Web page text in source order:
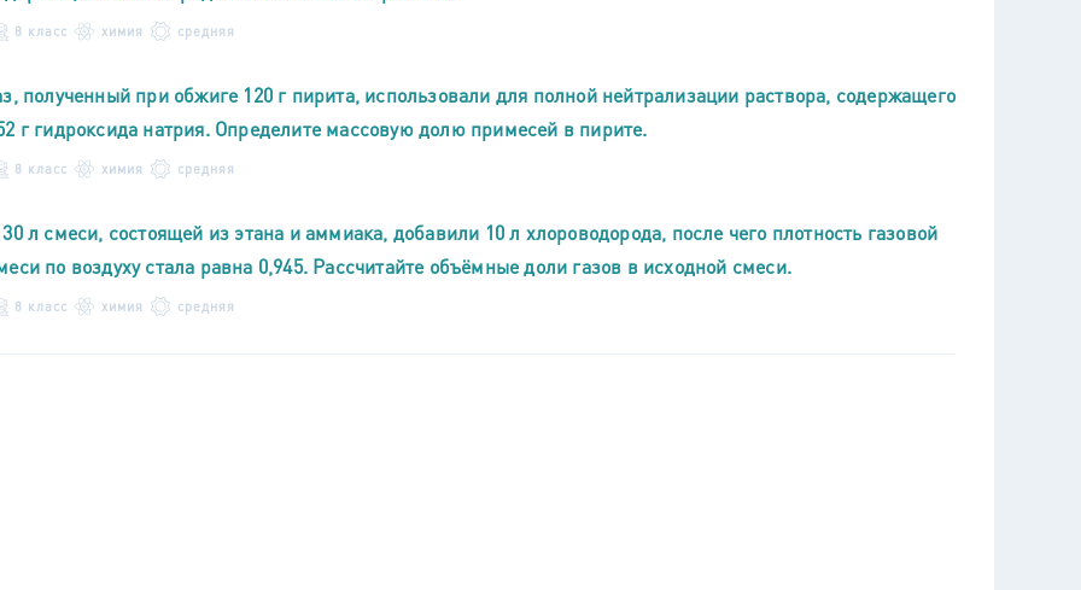
8 класс химия средняя
полученный при обжиге 120 г пирита, использовали для полной нейтрализации раствора, содержащего
г гидроксида натрия. Определите массовую долю примесей в пирите.
8 класс химия средняя
л смеси, состоящей из этана и аммиака, добавили 10 л хлороводорода, после чего плотность газовой
по воздуху стала равна 0,945. Рассчитайте объёмные доли газов в исходной смеси.
8 класс химия средняя